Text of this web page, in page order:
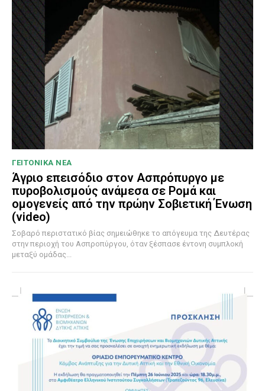
ΓΕΙΤΟΝΙΚΑ ΝΕΑ
Άγριο επεισόδιο στον Ασπρόπυργο με
πυροβολισμούς ανάμεσα σε Ρομά και
ομογενείς από την πρώην Σοβιετική Ένωση
(video)
Σοβαρό περιστατικό βίας σημειώθηκε το απόγευμα της Δευτέρας
στην περιοχή του Ασπροπύργου, όταν ξέσπασε έντονη συμπλοκή
μεταξύ ομάδας...